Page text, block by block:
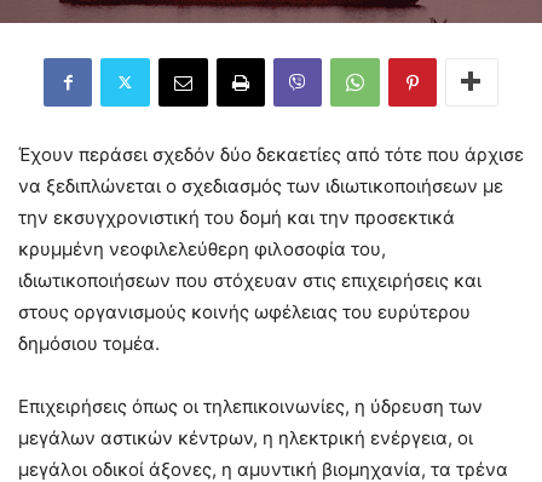
Έχουν περάσει σχεδόν δύο δεκαετίες από τότε που άρχισε
να ξεδιπλώνεται ο σχεδιασμός των ιδιωτικοποιήσεων με
την εκσυγχρονιστική του δομή και την προσεκτικά
κρυμμένη νεοφιλελεύθερη φιλοσοφία του,
ιδιωτικοποιήσεων που στόχευαν στις επιχειρήσεις και
στους οργανισμούς κοινής ωφέλειας του ευρύτερου
δημόσιου τομέα.
Επιχειρήσεις όπως οι τηλεπικοινωνίες, η ύδρευση των
μεγάλων αστικών κέντρων, η ηλεκτρική ενέργεια, οι
μεγάλοι οδικοί άξονες, η αμυντική βιομηχανία, τα τρένα